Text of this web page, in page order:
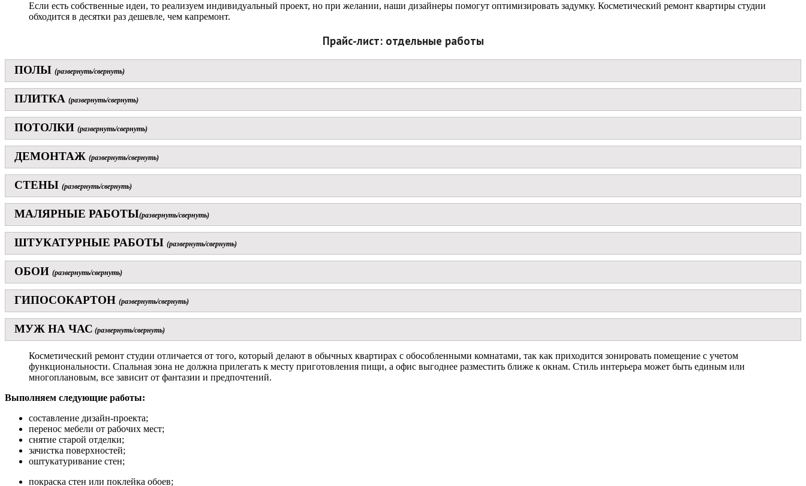
Если есть собственные идеи, то реализуем индивидуальный проект, но при желании, наши дизайнеры помогут оптимизировать задумку. Косметический ремонт квартиры студии
обходится в десятки раз дешевле, чем капремонт.
Прайс-лист: отдельные работы
ПОЛЫ (развернуть/свернуть)
ПЛИТКА (развернуть/свернуть)
ПОТОЛКИ (развернуть/свернуть)
ДЕМОНТАЖ (развернуть/свернуть)
СТЕНЫ (развернуть/свернуть)
МАЛЯРНЫЕ РАБОТЫ(развернуть/свернуть)
ШТУКАТУРНЫЕ РАБОТЫ (развернуть/свернуть)
ОБОИ (развернуть/свернуть)
ГИПОСОКАРТОН (развернуть/свернуть)
МУЖ НА ЧАС (развернуть/свернуть)
Косметический ремонт студии отличается от того, который делают в обычных квартирах с обособленными комнатами, так как приходится зонировать помещение с учетом
функциональности. Спальная зона не должна прилегать к месту приготовления пищи, а офис выгоднее разместить ближе к окнам. Стиль интерьера может быть единым или
многоплановым, все зависит от фантазии и предпочтений.
Выполняем следующие работы:
составление дизайн-проекта;
перенос мебели от рабочих мест;
снятие старой отделки;
зачистка поверхностей;
оштукатуривание стен;
покраска стен или поклейка обоев;